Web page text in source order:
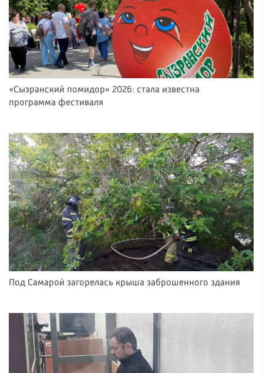
«Сызранский помидор» 2026: стала известна
программа фестиваля
Под Самарой загорелась крыша заброшенного здания